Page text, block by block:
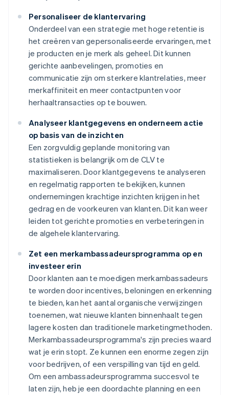
Personaliseer de klantervaring
Onderdeel van een strategie met hoge retentie is
het creëren van gepersonaliseerde ervaringen, met
je producten en je merk als geheel. Dit kunnen
gerichte aanbevelingen, promoties en
communicatie zijn om sterkere klantrelaties, meer
merkaffiniteit en meer contactpunten voor
herhaaltransacties op te bouwen.
Analyseer klantgegevens en onderneem actie
op basis van de inzichten
Een zorgvuldig geplande monitoring van
statistieken is belangrijk om de CLV te
maximaliseren. Door klantgegevens te analyseren
en regelmatig rapporten te bekijken, kunnen
ondernemingen krachtige inzichten krijgen in het
gedrag en de voorkeuren van klanten. Dit kan weer
leiden tot gerichte promoties en verbeteringen in
de algehele klantervaring.
Zet een merkambassadeursprogramma op en
investeer erin
Door klanten aan te moedigen merkambassadeurs
te worden door incentives, beloningen en erkenning
te bieden, kan het aantal organische verwijzingen
toenemen, wat nieuwe klanten binnenhaalt tegen
lagere kosten dan traditionele marketingmethoden.
Merkambassadeursprogramma's zijn precies waard
wat je erin stopt. Ze kunnen een enorme zegen zijn
voor bedrijven, of een verspilling van tijd en geld.
Om een ambassadeursprogramma succesvol te
laten zijn, heb je een doordachte planning en een